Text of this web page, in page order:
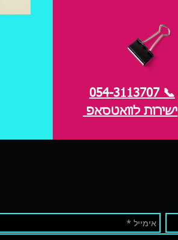
054-3113707 📞
ישירות לוואטסאפ